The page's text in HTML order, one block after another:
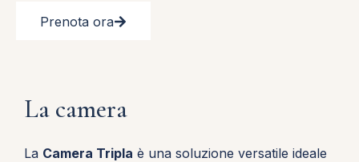
Prenota ora
La camera
La Camera Tripla è una soluzione versatile ideale